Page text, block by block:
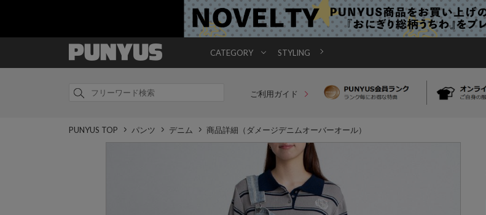
CATEGORY STYLING
ご利用ガイド
PUNYUS TOP パンツ デニム 商品詳細（ダメージデニムオーバーオール）